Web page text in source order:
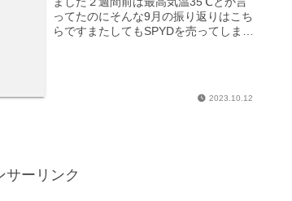
ってたのにそんな9月の振り返りはこち
らですまたしてもSPYDを売ってしまい
2023.10.12
サーリンク